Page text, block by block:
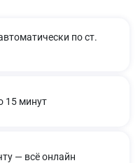
по ст.
15 минут
— всё онлайн